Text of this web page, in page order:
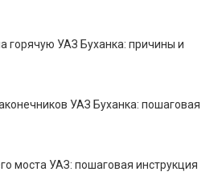
горячую УАЗ Буханка: причины и
УАЗ Буханка: пошаговая
моста УАЗ: пошаговая инструкция